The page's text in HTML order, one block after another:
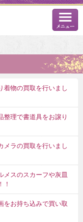
着物の買取を行いまし
整理で書道具をお譲り
メラの買取を行いまし
メスのスカーフや灰皿
！
をお持ち込みで買い取